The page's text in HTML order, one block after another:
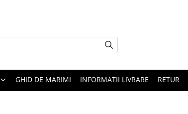
GHID DE MARIMI INFORMATII LIVRARE RETUR